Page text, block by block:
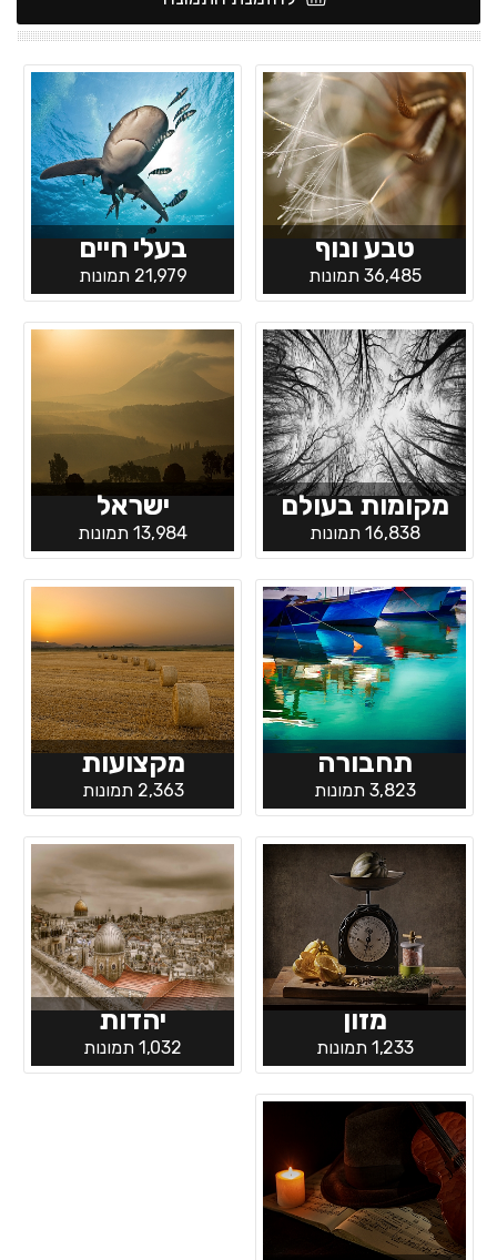
טבע ונוף
36,485 תמונות
בעלי חיים
21,979 תמונות
מקומות בעולם
16,838 תמונות
ישראל
13,984 תמונות
תחבורה
3,823 תמונות
מקצועות
2,363 תמונות
מזון
1,233 תמונות
יהדות
1,032 תמונות